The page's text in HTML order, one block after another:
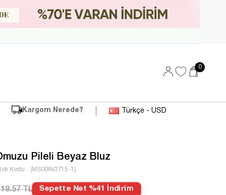
0
Kargom Nerede? Türkçe - USD
Pileli Beyaz Bluz
Kodu (MS00IN3715-1)
TL Sepette Net %41 İndirim